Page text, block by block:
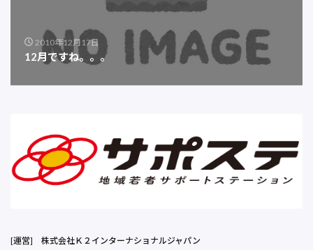
2010年12月17日
12月ですね。。。
[運営] 株式会社Ｋ２インターナショナルジャパン